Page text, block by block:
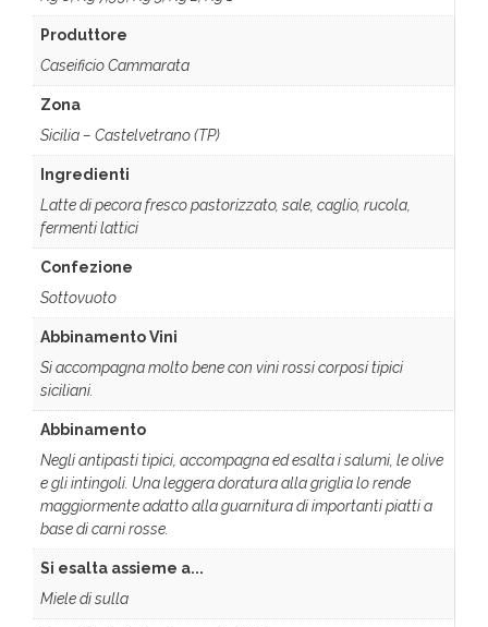
Produttore
Caseificio Cammarata
Zona
Sicilia – Castelvetrano (TP)
Ingredienti
Latte di pecora fresco pastorizzato, sale, caglio, rucola,
fermenti lattici
Confezione
Sottovuoto
Abbinamento Vini
Si accompagna molto bene con vini rossi corposi tipici
siciliani.
Abbinamento
Negli antipasti tipici, accompagna ed esalta i salumi, le olive
e gli intingoli. Una leggera doratura alla griglia lo rende
maggiormente adatto alla guarnitura di importanti piatti a
base di carni rosse.
Si esalta assieme a...
Miele di sulla